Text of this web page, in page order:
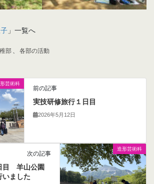
」一覧へ
部 、 各部の活動
芸術科
前の記事
実技研修旅行１日目
2026年5月12日
造形芸術科
次の記事
目 羊山公園
いました